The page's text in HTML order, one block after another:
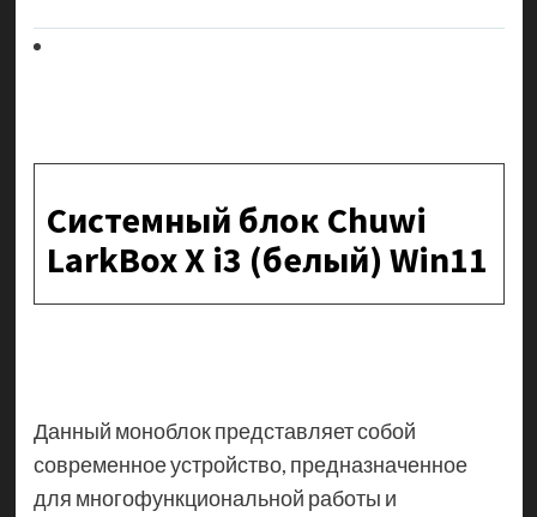
Системный блок Chuwi
LarkBox X i3 (белый) Win11
Данный моноблок представляет собой
современное устройство, предназначенное
для многофункциональной работы и